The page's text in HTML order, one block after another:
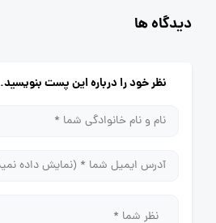
دیدگاه ها
نظر خود را درباره این پست بنویسید.